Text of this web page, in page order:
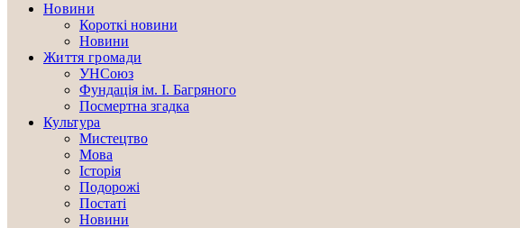
Новини
Короткі новини
Новини
Життя громади
УНСоюз
Фундація ім. І. Багряного
Посмертна згадка
Культура
Мистецтво
Мова
Історія
Подорожі
Постаті
Новини